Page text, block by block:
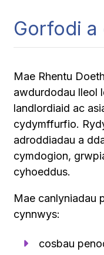
Gorfodi
Mae Rhentu
awdurdodau lleol
landlordiaid ac
cydymffurfio.
adroddiadau a
cymdogion,
cyhoeddus.
Mae canlyniadau
cynnwys:
cosbau